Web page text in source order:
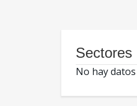
Sectores
No hay